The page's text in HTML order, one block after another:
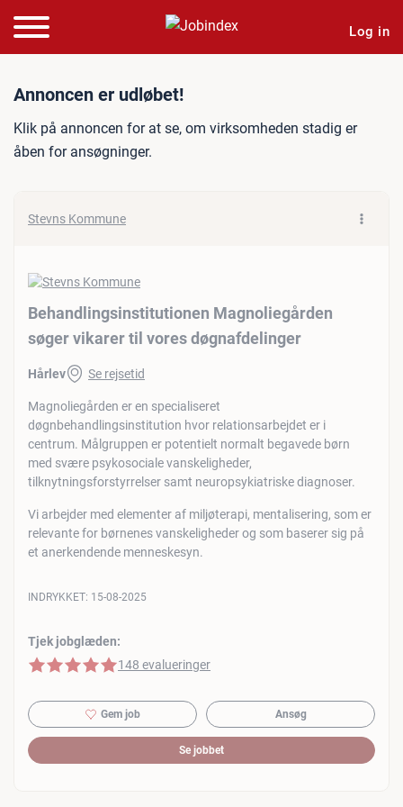
Log in
Jobannonce:
Annoncen er udløbet!
Klik på annoncen for at se, om virksomheden stadig er
åben for ansøgninger.
Stevns Kommune
Behandlingsinstitutionen Magnoliegården
søger vikarer til vores døgnafdelinger
Hårlev Se rejsetid
Magnoliegården er en specialiseret
døgnbehandlingsinstitution hvor relationsarbejdet er i
centrum. Målgruppen er potentielt normalt begavede børn
med svære psykosociale vanskeligheder,
tilknytningsforstyrrelser samt neuropsykiatriske diagnoser.
Vi arbejder med elementer af miljøterapi, mentalisering, som er
relevante for børnenes vanskeligheder og som baserer sig på
et anerkendende menneskesyn.
Tjek jobglæden:
5 af 5 stjerner
148 evalueringer
INDRYKKET: 15-08-2025
Gem job Ansøg
Se jobbet